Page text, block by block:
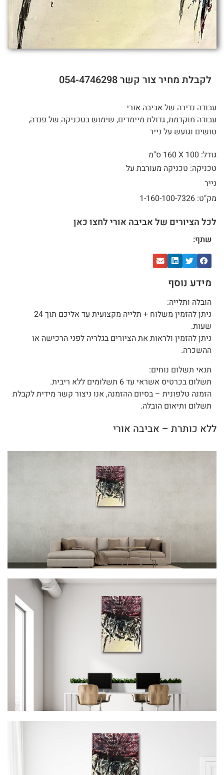
לקבלת מחיר צור קשר 054-4746298
עבודה נדירה של אביבה אורי
עבודה מוקדמת, גדולת מיימדים, שימוש בטכניקה של פנדה,
טושים וגועש על נייר
גודל: 100 X
160 ס"מ
טכניקה: טכניקה מעורבת על
נייר
מק"ט: 1-160-100-7326
לכל הציורים של אביבה אורי לחצו כאן
שתף:
מידע נוסף
הובלה ותלייה:
ניתן להזמין משלוח + תלייה מקצועית עד אליכם תוך 24
שעות.
ניתן להזמין ולראות את הציורים בגלריה לפני הרכישה או
ההשכרה.
תנאי תשלום נוחים:
תשלום בכרטיס אשראי עד 6 תשלומים ללא ריבית.
הזמנה טלפונית – בסיום ההזמנה, אנו ניצור קשר מידית לקבלת
תשלום ותיאום הובלה.
ללא כותרת – אביבה אורי